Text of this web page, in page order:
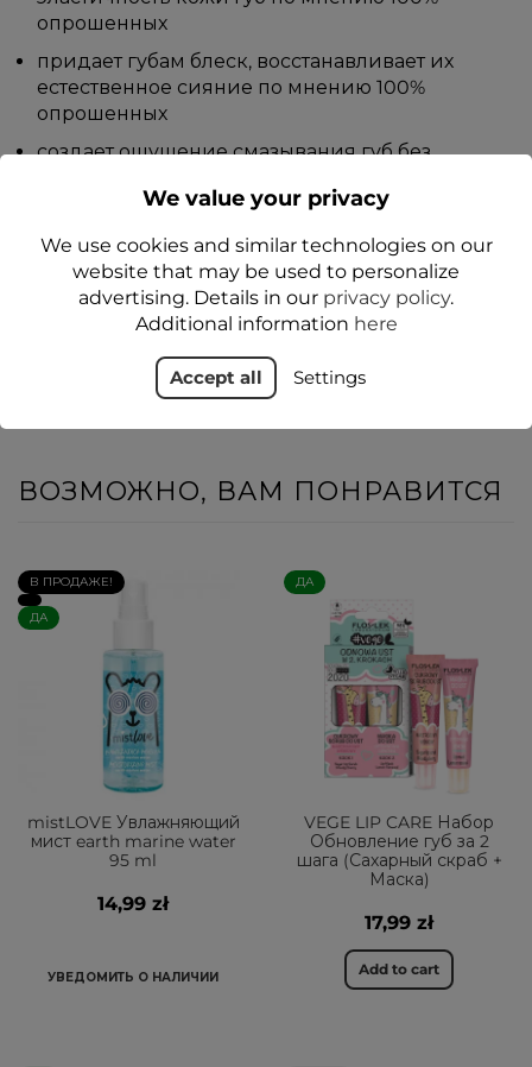
опрошенных
придает губам блеск, восстанавливает их
естественное сияние по мнению 100%
опрошенных
создает ощущение смазывания губ без
слоя по мнению 100% опрошенных.
Способ применения: нанесите на губы,
применяйте несколько раз в день по мере
необходимости.
ВОЗМОЖНО, ВАМ ПОНРАВИТСЯ
В ПРОДАЖЕ!
ДА
mistLOVE Увлажняющий
мист earth marine water
95 ml
14,99 zł
УВЕДОМИТЬ О НАЛИЧИИ
ДА
VEGE LIP CARE Набор
Обновление губ за 2
шага (Сахарный скраб +
Маска)
17,99 zł
Add to cart
We value your privacy
We use cookies and similar technologies on our
website that may be used to personalize
advertising. Details in our privacy policy.
Additional information here
Accept all Settings